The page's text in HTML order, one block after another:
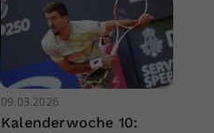
09.03.2026
Kalenderwoche 10: